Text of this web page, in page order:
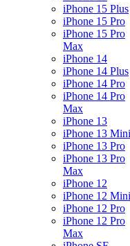
iPhone 15 Plus
iPhone 15 Pro
iPhone 15 Pro
Max
iPhone 14
iPhone 14 Plus
iPhone 14 Pro
iPhone 14 Pro
Max
iPhone 13
iPhone 13 Mini
iPhone 13 Pro
iPhone 13 Pro
Max
iPhone 12
iPhone 12 Mini
iPhone 12 Pro
iPhone 12 Pro
Max